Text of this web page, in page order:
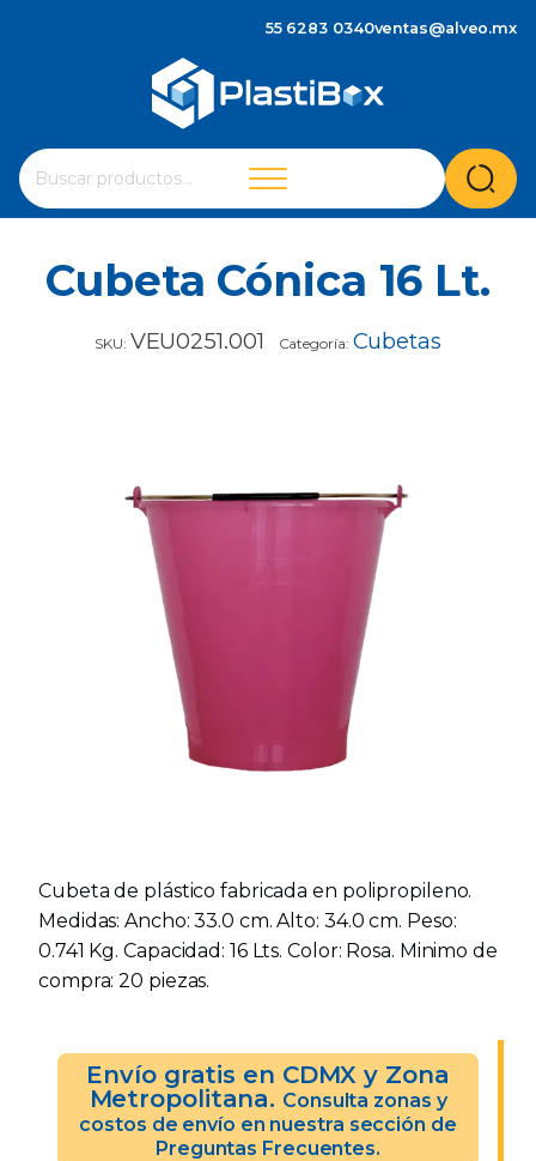
55 6283 0340ventas@alveo.mx
Buscar
por:
Cuando hay resultados autocompletados, puedes
Cubeta Cónica 16 Lt.
SKU: VEU0251.001 Categoría: Cubetas
Cubeta de plástico fabricada en polipropileno.
Medidas: Ancho: 33.0 cm. Alto: 34.0 cm. Peso:
0.741 Kg. Capacidad: 16 Lts. Color: Rosa. Minimo de
compra: 20 piezas.
Envío gratis en CDMX y Zona
Metropolitana. Consulta zonas y
costos de envío en nuestra sección de
Preguntas Frecuentes.